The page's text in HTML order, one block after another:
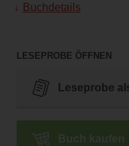
Buchdetails
LESEPROBE ÖFFNEN
Leseprobe
Buch kaufen